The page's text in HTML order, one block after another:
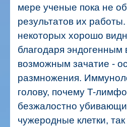
мере ученые пока не
результатов их
некоторых хорошо
благодаря эндогенным
возможным зачатие -
размножения.
голову, почему T-
безжалостно
чужеродные клетки,